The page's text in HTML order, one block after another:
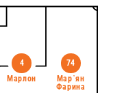
4
Марлон
74
Мар᾽ян
Фарина